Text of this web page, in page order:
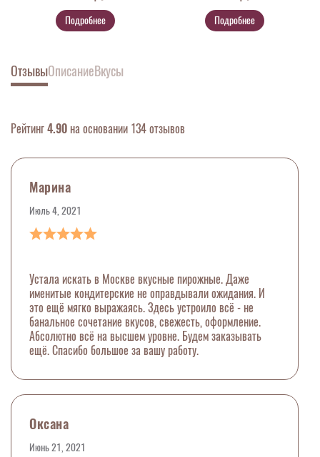
Подробнее Подробнее
ОтзывыОписаниеВкусы
Рейтинг4.90 на основании 134 отзывов
Марина
Июль 4, 2021
Устала искать в Москве вкусные пирожные. Даже
именитые кондитерские не оправдывали ожидания. И
это ещё мягко выражаясь. Здесь устроило всё - не
банальное сочетание вкусов, свежесть, оформление.
Абсолютно всё на высшем уровне. Будем заказывать
ещё. Спасибо большое за вашу работу.
Оксана
Июнь 21, 2021